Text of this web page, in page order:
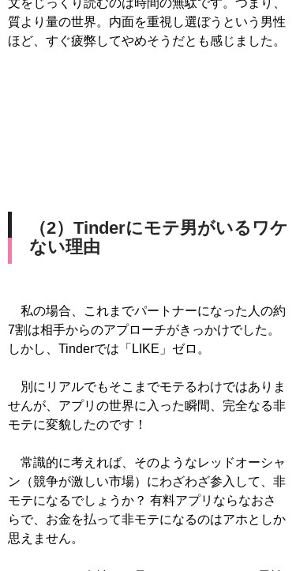
文をじっくり読むのは時間の無駄です。つまり、
質より量の世界。内面を重視し選ぼうという男性
ほど、すぐ疲弊してやめそうだとも感じました。
（2）Tinderにモテ男がいるワケ
ない理由
私の場合、これまでパートナーになった人の約
7割は相手からのアプローチがきっかけでした。
しかし、Tinderでは「LIKE」ゼロ。
別にリアルでもそこまでモテるわけではありま
せんが、アプリの世界に入った瞬間、完全なる非
モテに変貌したのです！
常識的に考えれば、そのようなレッドオーシャ
ン（競争が激しい市場）にわざわざ参入して、非
モテになるでしょうか？ 有料アプリならなおさ
らで、お金を払って非モテになるのはアホとしか
思えません。